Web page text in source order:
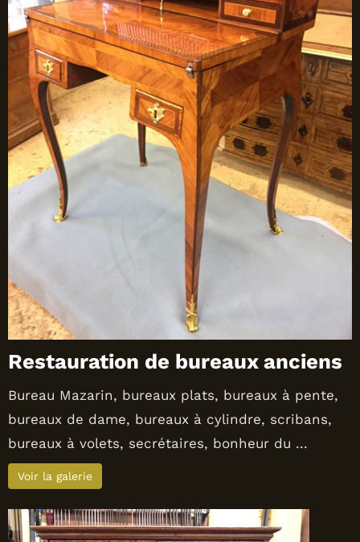
Restauration de bureaux anciens
Bureau Mazarin, bureaux plats, bureaux à pente,
bureaux de dame, bureaux à cylindre, scribans,
bureaux à volets, secrétaires, bonheur du ...
Voir la galerie